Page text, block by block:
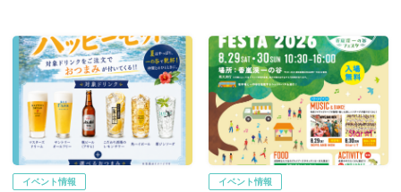
イベント情報 イベント情報